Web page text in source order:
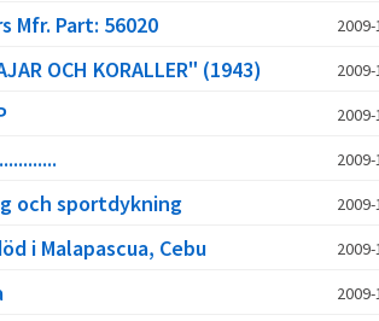
Mfr. Part: 56020
OCH KORALLER" (1943)
och sportdykning
i Malapascua, Cebu